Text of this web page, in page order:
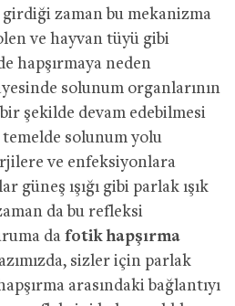
zaman bu mekanizma
ve hayvan tüyü gibi
hapşırmaya neden
solunum organlarının
şekilde devam edebilmesi
temelde solunum yolu
ve enfeksiyonlara
güneş ışığı gibi parlak ışık
da bu refleksi
da fotik hapşırma
sizler için parlak
arasındaki bağlantıyı